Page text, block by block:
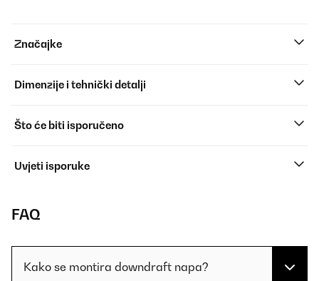
Značajke
Dimenzije i tehnički detalji
Što će biti isporučeno
Uvjeti isporuke
FAQ
Kako se montira downdraft napa?